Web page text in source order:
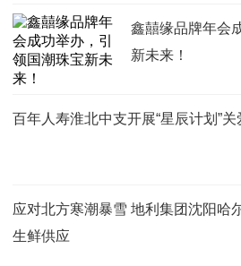
鑫囍缘品牌年会
新未来！
百年人寿淮北中支开展“星辰计划”
应对北方寒潮暴雪 地利集团沈阳哈
生鲜供应